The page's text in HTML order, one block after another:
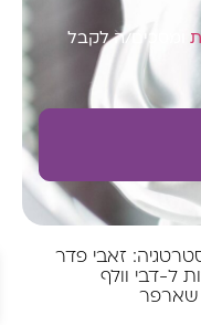
ומסכים/ה לקבל
זאבי פדר
שארפר